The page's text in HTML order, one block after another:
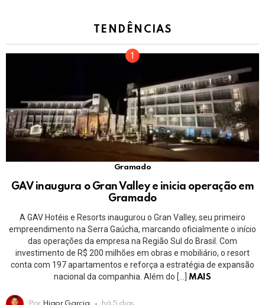
TENDÊNCIAS
Gramado
GAV inaugura o Gran Valley e inicia operação em
Gramado
A GAV Hotéis e Resorts inaugurou o Gran Valley, seu primeiro
empreendimento na Serra Gaúcha, marcando oficialmente o início
das operações da empresa na Região Sul do Brasil. Com
investimento de R$ 200 milhões em obras e mobiliário, o resort
conta com 197 apartamentos e reforça a estratégia de expansão
nacional da companhia. Além do […]
MAIS